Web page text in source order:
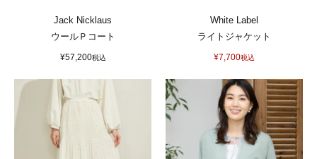
Jack Nicklaus
ウールＰコート
¥57,200税込
White Label
ライトジャケット
¥7,700税込